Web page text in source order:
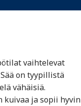
vaihtelevat
on tyypillistä
vähäisiä.
kuivaa ja sopii hyvin